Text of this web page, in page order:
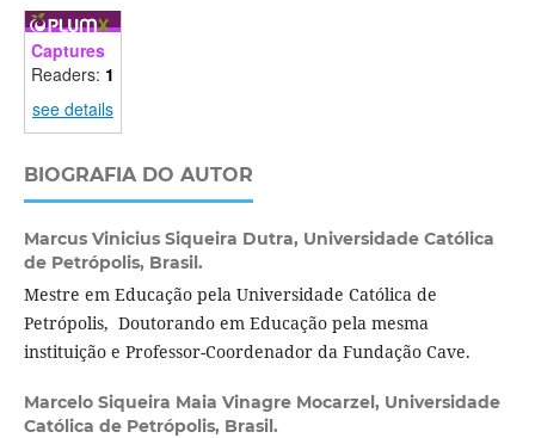
Captures
Readers: 1
see details
BIOGRAFIA DO AUTOR
Marcus Vinicius Siqueira Dutra, Universidade Católica
de Petrópolis, Brasil.
Mestre em Educação pela Universidade Católica de
Petrópolis, Doutorando em Educação pela mesma
instituição e Professor-Coordenador da Fundação Cave.
Marcelo Siqueira Maia Vinagre Mocarzel, Universidade
Católica de Petrópolis, Brasil.